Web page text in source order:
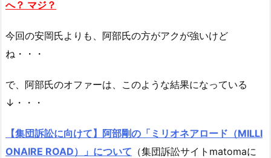
へ？ マジ？
今回の安岡氏よりも、阿部氏の方がアクが強いけど
ね・・・
で、阿部氏のオファーは、このような結果になっている
↓・・・
【集団訴訟に向けて】阿部剛の「ミリオネアロード（MILLI
ONAIRE ROAD）」について （集団訴訟サイトmatomaに